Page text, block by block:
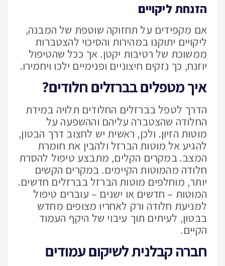
הזנחת ליקויים
אם מקפידים על תחזוקה שוטפת של המבנה,
ליקויים יתוקנו במהירות והסיכוי להצטברות
ממשוכת של רטיבות יקטן. אך ככל שהטיפול
יוזנח, כך נזקים חיצוניים ופנימיים ילכו ויחמירו.
איך מטפלים בברזלים חלודים?
הדרך לטפל בברזלים החלודים תלויה במידת
החלודה שהצטברה עליהם וההשפעה על
מוטות הזיון. ולכן, ראשית יש לחצוב דרך הבטון,
להגיע אל מוטות הברזל ולהבין את חומרת
המצב. במקרים הקלים, מתבצע טיפול להסרת
חלודה מהמוטות הקיימים. במקרים הקשים
יותר, מוחלפים מוטות הברזל בברזלים חדשים.
המוטות – חדשים או ישנים – עוברים טיפול
למניעת חלודה ורק לאחריו מצופים מחדש
בבטון, לעיתים תוך עיבוי של היקף העמוד
הקיים.
חברה קבלנית לשיקום עמודים